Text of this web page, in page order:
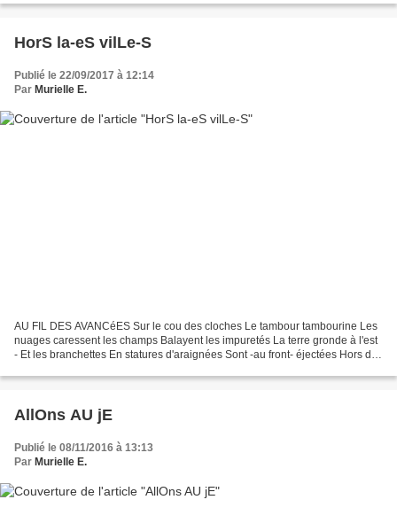
RIRE SOURIRE VIGILANCE TRANSCENDANCE CLAIRVOYANCE
BEAUTé AUTHENTIQUE TRANSPARENCE SACRé LéGèRETé FAUNE
HorS la-eS vilLe-S
Publié le 22/09/2017 à 12:14
Par Murielle E.
AU FIL DES AVANCéES Sur le cou des cloches Le tambour tambourine Les
nuages caressent les champs Balayent les impuretés La terre gronde à l'est
- Et les branchettes En statures d'araignées Sont -au front- éjectées Hors des
AllOns AU jE
Publié le 08/11/2016 à 13:13
Par Murielle E.